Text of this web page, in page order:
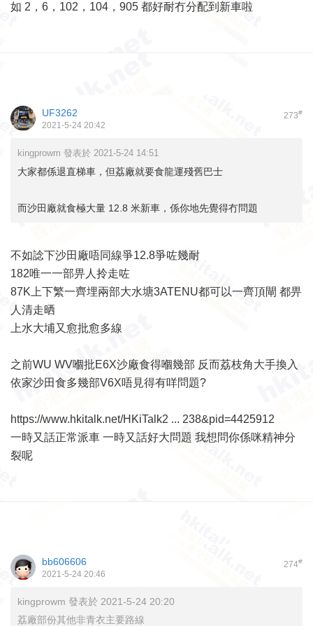
如 2，6，102，104，905 都好耐冇分配到新車啦
273#
UF3262
2021-5-24 20:42
kingprowm 發表於 2021-5-24 14:51
大家都係退直梯車，但荔廠就要食龍運殘舊巴士
而沙田廠就食極大量 12.8 米新車，係你地先覺得冇問題
不如諗下沙田廠唔同線爭12.8爭咗幾耐
182唯一一部畀人拎走咗
87K上下繁一齊埋兩部大水塘3ATENU都可以一齊頂閘 都畀
人清走晒
上水大埔又愈批愈多線
之前WU WV嗰批E6X沙廠食得嗰幾部 反而荔枝角大手換入
依家沙田食多幾部V6X唔見得有咩問題?
https://www.hkitalk.net/HKiTalk2 ... 238&pid=4425912
一時又話正常派車 一時又話好大問題 我想問你係咪精神分
裂呢
274#
bb606606
2021-5-24 20:46
kingprowm 發表於 2021-5-24 20:20
荔廠部份其他非青衣主要路線